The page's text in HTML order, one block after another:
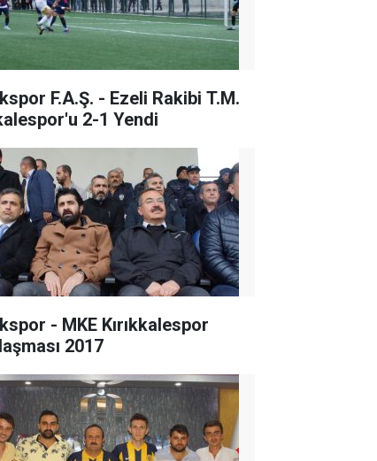
F.A.Ş. - Ezeli Rakibi T.M.
2-1 Yendi
- MKE Kırıkkalespor
2017